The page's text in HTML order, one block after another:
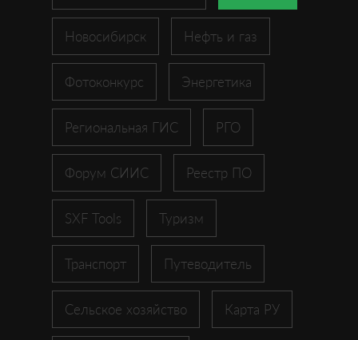
Новосибирск Нефть и газ
Фотоконкурс Энергетика
Региональная ГИС РГО
Форум СИИС Реестр ПО
SXF Tools Туризм
Транспорт Путеводитель
Сельское хозяйство Карта РУ